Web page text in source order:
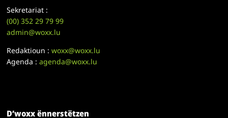
Sekretariat :
(00)352 29 79 99
admin@woxx.lu
Redaktioun :woxx@woxx.lu
Agenda :agenda@woxx.lu
D’woxx ënnerstëtzen